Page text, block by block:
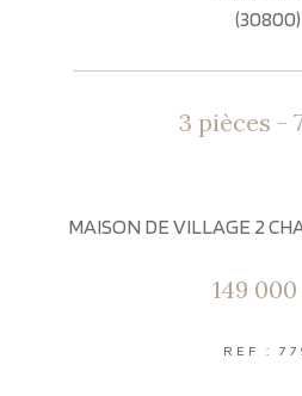
(30800)
3 pièces -
MAISON DE VILLAGE 2
149
REF :